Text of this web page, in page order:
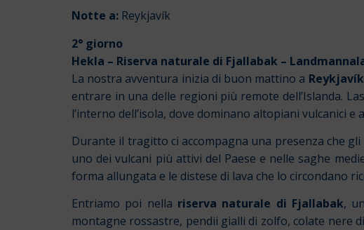
Notte a: Reykjavík
2° giorno
Hekla – Riserva naturale di Fjallabak –
La nostra avventura inizia di buon mattino a Reykjavík
entrare in una delle regioni più remote dell’Islanda.
l’interno dell’isola, dove dominano altopiani vulcanici
Durante il tragitto ci accompagna una presenza che
uno dei vulcani più attivi del Paese e nelle saghe
forma allungata e le distese di lava che lo circondano
Entriamo poi nella riserva naturale di Fjallabak,
montagne rossastre, pendii gialli di zolfo, colate nere